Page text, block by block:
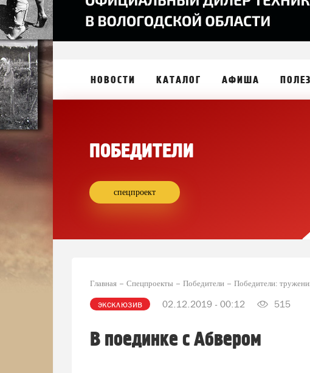
НОВОСТИ КАТАЛОГ АФИША
ПОБЕДИТЕЛИ
спецпроект
Главная Спецпроекты Победители Победители:
эксклюзив 02.12.2019 - 00:12 515
В поединке с Абвером